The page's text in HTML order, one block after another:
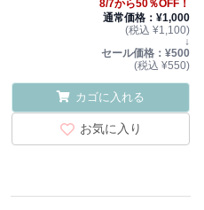
8/7から50％OFF！
通常価格：¥1,000
(税込 ¥1,100)
↓
セール価格：¥500
(税込 ¥550)
カゴに入れる
お気に入り